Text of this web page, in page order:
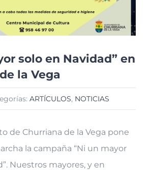
solo en Navidad” en
la Vega
ARTÍCULOS, NOTICIAS
de Churriana de la Vega pone
la campaña “Ni un mayor
Nuestros mayores, y en